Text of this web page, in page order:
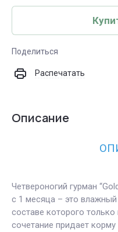
Поделиться
Распечатать
Описание
Четвероногий гурман
с 1 месяца – это
составе которого
сочетание придает